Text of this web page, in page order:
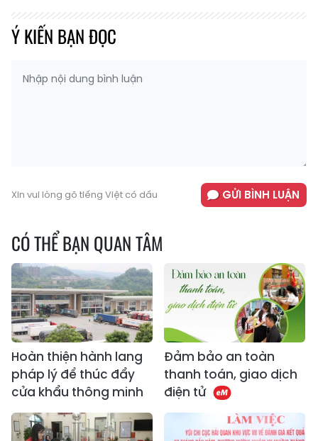
Ý KIẾN BẠN ĐỌC
Xin vui lòng gõ tiếng Việt có dấu GỬI BÌNH LUẬN
CÓ THỂ BẠN QUAN TÂM
Hoàn thiện hành lang
pháp lý để thúc đẩy
cửa khẩu thông minh
Đảm bảo an toàn
thanh toán, giao dịch
điện tử